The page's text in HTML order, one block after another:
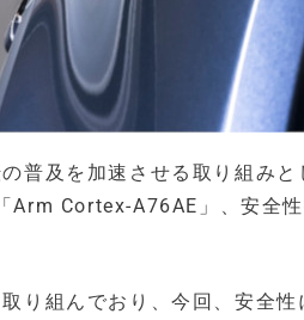
普及を加速させる取り組みと
Arm Cortex-A76AE」、安全
り組んでおり、今回、安全性